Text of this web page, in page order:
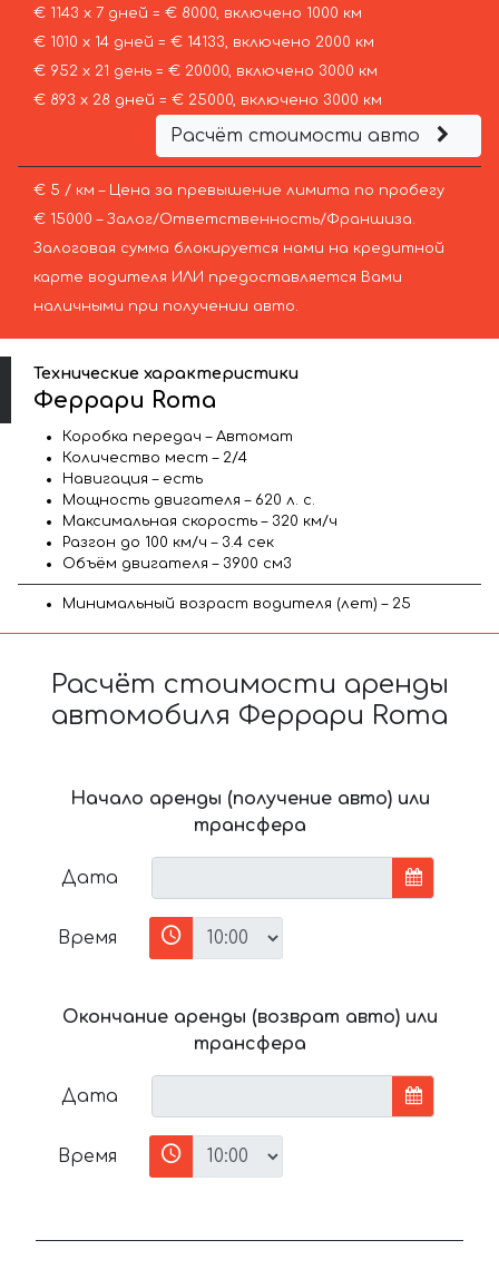
€ 1143 х 7 дней = € 8000, включено 1000 км
€ 1010 х 14 дней = € 14133, включено 2000 км
€ 952 х 21 день = € 20000, включено 3000 км
€ 893 х 28 дней = € 25000, включено 3000 км
Расчёт стоимости авто
€ 5 / км – Цена за превышение лимита по пробегу
€ 15000 – Залог/Ответственность/Франшиза.
Залоговая сумма блокируется нами на кредитной
карте водителя ИЛИ предоставляется Вами
наличными при получении авто.
Технические характеристики
Феррари Roma
Коробка передач – Автомат
Количество мест – 2/4
Навигация – есть
Мощность двигателя – 620 л. с.
Максимальная скорость – 320 км/ч
Разгон до 100 км/ч – 3.4 сек
Объём двигателя – 3900 см3
Минимальный возраст водителя (лет) – 25
Расчёт стоимости аренды
автомобиля Феррари Roma
Начало аренды (получение авто) или
трансфера
Дата
Время
Окончание аренды (возврат авто) или
трансфера
Дата
Время